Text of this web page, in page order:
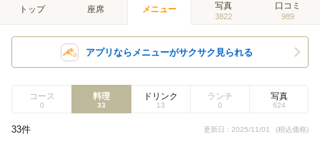
トップ 座席 メニュー 写真
3822
口コミ
989
アプリならメニューがサクサク見られる
コース
0
料理
33
ドリンク
13
ランチ
0
写真
624
33件 更新日 : 2025/11/01 (税込価格)